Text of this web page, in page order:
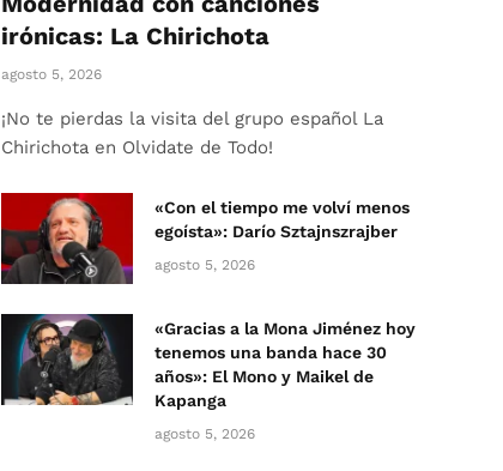
irónicas: La Chirichota
agosto 5, 2026
¡No te pierdas la visita del grupo español La
Chirichota en Olvidate de Todo!
«Con el tiempo me volví menos
egoísta»: Darío Sztajnszrajber
agosto 5, 2026
«Gracias a la Mona Jiménez hoy
tenemos una banda hace 30
años»: El Mono y Maikel de
Kapanga
agosto 5, 2026